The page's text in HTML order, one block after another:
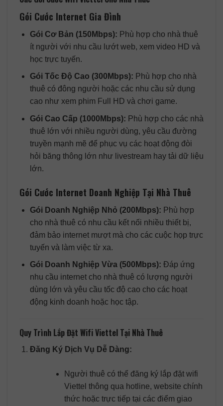
Gói Cước Internet Gia Đình
Gói Cơ Bản (150Mbps): Phù hợp cho nhà thuê
ít người với nhu cầu lướt web, xem video HD và
học trực tuyến.
Gói Tốc Độ Cao (300Mbps): Phù hợp cho nhà
thuê có đông người hoặc các nhu cầu sử dụng
cao như xem phim Full HD và chơi game.
Gói Cao Cấp (1000Mbps): Phù hợp cho các nhà
thuê lớn với nhiều người dùng, yêu cầu đường
truyền mạnh mẽ để phục vụ các hoạt động đòi
hỏi băng thông lớn như livestream hay tải dữ liệu
lớn.
Gói Cước Internet Doanh Nghiệp Tại Nhà Thuê
Gói Doanh Nghiệp Nhỏ (200Mbps): Phù hợp
cho nhà thuê có nhu cầu kết nối nhiều thiết bị,
đảm bảo internet mượt mà cho các cuộc họp trực
tuyến và làm việc từ xa.
Gói Doanh Nghiệp Vừa (500Mbps): Đáp ứng
nhu cầu internet cho nhà thuê có lượng người
dùng lớn và yêu cầu tốc độ cao cho các hoạt
động kinh doanh hoặc học tập.
Quy Trình Lắp Đặt Wifi Viettel Tại Nhà Thuê
Đăng Ký Dịch Vụ Dễ Dàng:
Người thuê có thể đăng ký lắp đặt wifi
Viettel thông qua hotline, website chính
thức hoặc trực tiếp tại các điểm giao